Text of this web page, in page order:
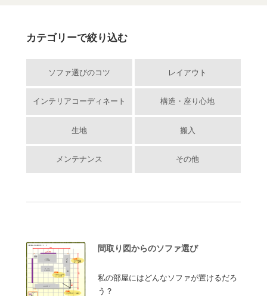
カテゴリーで絞り込む
ソファ選びのコツ レイアウト
インテリアコーディネート 構造・座り心地
生地 搬入
メンテナンス その他
間取り図からのソファ選び
私の部屋にはどんなソファが置けるだろ
う？